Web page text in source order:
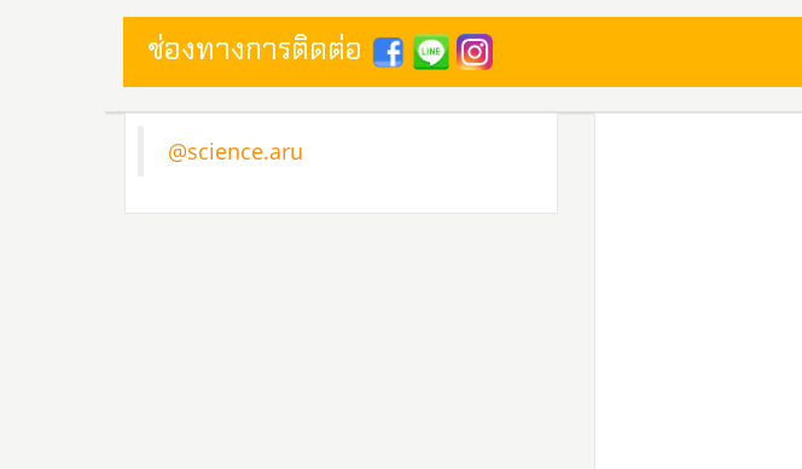
ช่องทางการติดต่อ
@science.aru